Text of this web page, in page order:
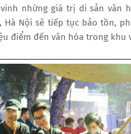
những giá trị di sản văn
Nội sẽ tiếp tục bảo tồn,
điểm đến văn hóa trong khu